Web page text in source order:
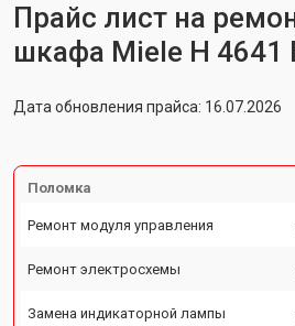
Прайс лист на
шкафа Miele H 4641
Дата обновления прайса: 16.07.2026
Поломка
Ремонт модуля управления
Ремонт электросхемы
Замена индикаторной лампы